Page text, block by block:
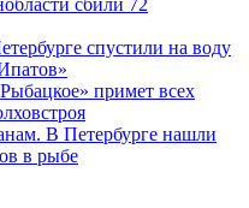
сбили 72
спустили на воду
примет всех
В Петербурге нашли
в рыбе